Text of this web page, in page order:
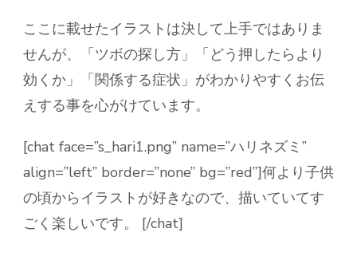
ここに載せたイラストは決して上手ではありま
せんが、「ツボの探し方」「どう押したらより
効くか」「関係する症状」がわかりやすくお伝
えする事を心がけています。
[chat face=”s_hari1.png” name=”ハリネズミ”
align=”left” border=”none” bg=”red”]何より子供
の頃からイラストが好きなので、描いていてす
ごく楽しいです。 [/chat]